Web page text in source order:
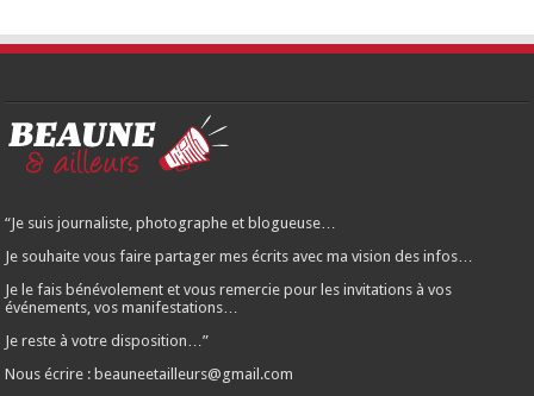
“Je suis journaliste, photographe et blogueuse…
Je souhaite vous faire partager mes écrits avec ma vision des infos…
Je le fais bénévolement et vous remercie pour les invitations à vos
événements, vos manifestations…
Je reste à votre disposition…”
Nous écrire : beauneetailleurs@gmail.com